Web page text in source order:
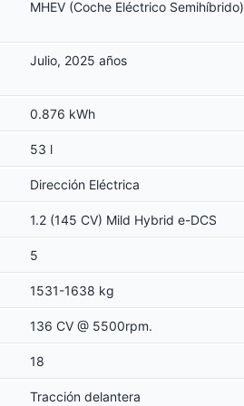
MHEV (Coche Eléctrico Semihíbrido)
Julio, 2025 años
0.876 kWh
53 l
Dirección Eléctrica
1.2 (145 CV) Mild Hybrid e-DCS
5
1531-1638 kg
136 CV @ 5500rpm.
18
Tracción delantera